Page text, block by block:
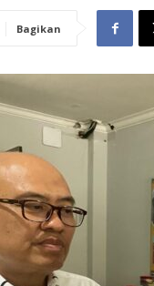
Bagikan